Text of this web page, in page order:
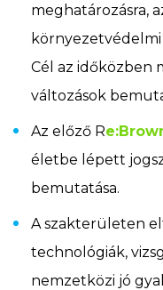
meghatározásra,
Cél az időközben
változások
Az előző R
életbe lépett
bemutatása.
A szakterületen
technológiák,
nemzetközi jó